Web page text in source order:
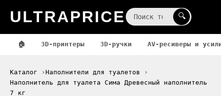
ULTRAPRICE 🔍
🏠 3D-принтеры 3D-ручки AV-ресиверы и
Каталог
Наполнители для туалетов
Наполнитель для туалета Сима Древесный наполнитель
7 кг